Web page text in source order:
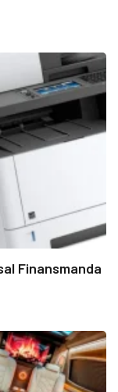
Finansmanda